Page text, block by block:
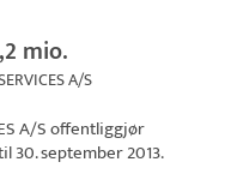
mio.
A/S
A/Soffentliggjør
30. september 2013.